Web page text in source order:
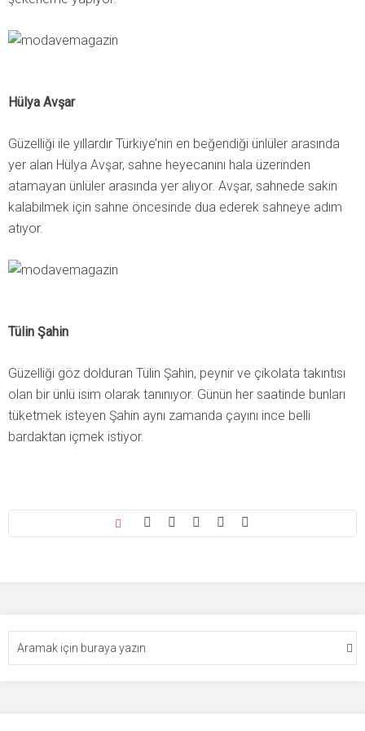
Hülya Avşar
Güzelliği ile yıllardır Türkiye’nin en beğendiği ünlüler arasında
yer alan Hülya Avşar, sahne heyecanını hala üzerinden
atamayan ünlüler arasında yer alıyor. Avşar, sahnede sakin
kalabilmek için sahne öncesinde dua ederek sahneye adım
atıyor.
Tülin Şahin
Güzelliği göz dolduran Tülin Şahin, peynir ve çikolata takıntısı
olan bir ünlü isim olarak tanınıyor. Günün her saatinde bunları
tüketmek isteyen Şahin aynı zamanda çayını ince belli
bardaktan içmek istiyor.